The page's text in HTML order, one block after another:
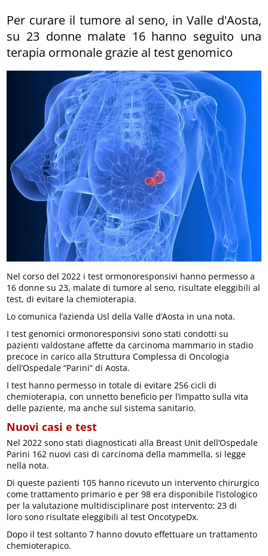
Per curare il tumore al seno, in Valle d'Aosta,
su 23 donne malate 16 hanno seguito una
terapia ormonale grazie al test genomico
Nel corso del 2022 i test ormonoresponsivi hanno permesso a
16 donne su 23, malate di tumore al seno, risultate eleggibili al
test, di evitare la chemioterapia.
Lo comunica l’azienda Usl della Valle d’Aosta in una nota.
I test genomici ormonoresponsivi sono stati condotti su
pazienti valdostane affette da carcinoma mammario in stadio
precoce in carico alla Struttura Complessa di Oncologia
dell’Ospedale “Parini” di Aosta.
I test hanno permesso in totale di evitare 256 cicli di
chemioterapia, con unnetto beneficio per l’impatto sulla vita
delle paziente, ma anche sul sistema sanitario.
Nuovi casi e test
Nel 2022 sono stati diagnosticati alla Breast Unit dell’Ospedale
Parini 162 nuovi casi di carcinoma della mammella, si legge
nella nota.
Di queste pazienti 105 hanno ricevuto un intervento chirurgico
come trattamento primario e per 98 era disponibile l’istologico
per la valutazione multidisciplinare post intervento: 23 di
loro sono risultate eleggibili al test OncotypeDx.
Dopo il test soltanto 7 hanno dovuto effettuare un trattamento
chemioterapico.